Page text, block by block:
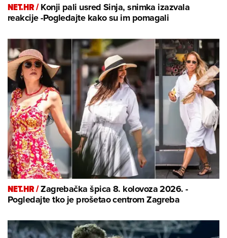
NET.HR /Konji pali usred Sinja, snimka izazvala
reakcije -Pogledajte kako su im pomagali
NET.HR /Zagrebačka špica 8. kolovoza 2026. -
Pogledajte tko je prošetao centrom Zagreba